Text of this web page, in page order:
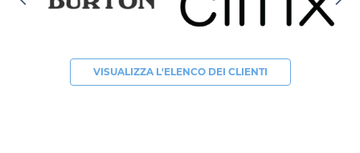
VISUALIZZA L'ELENCO DEI CLIENTI